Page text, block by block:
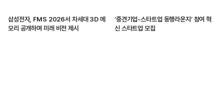
삼성전자, FMS 2026서 차세대 3D 메
모리 공개하며 미래 비전 제시
‘중견기업-스타트업 동행라운지’ 참여 혁
신 스타트업 모집